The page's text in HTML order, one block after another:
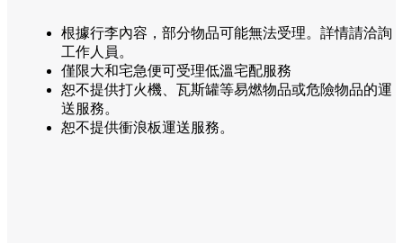
根據行李內容，部分物品可能無法受理。詳情請洽詢
工作人員。
僅限大和宅急便可受理低溫宅配服務
恕不提供打火機、瓦斯罐等易燃物品或危險物品的運
送服務。
恕不提供衝浪板運送服務。